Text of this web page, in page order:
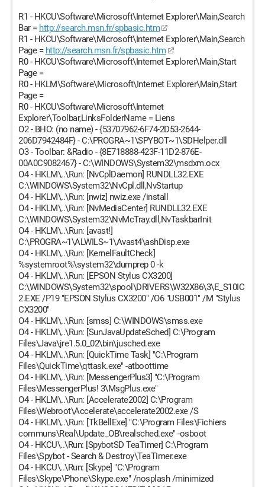
R1 - HKCU\Software\Microsoft\Internet Explorer\Main,Search
Bar = http://search.msn.fr/spbasic.htm
R1 - HKCU\Software\Microsoft\Internet Explorer\Main,Search
Page = http://search.msn.fr/spbasic.htm
R0 - HKCU\Software\Microsoft\Internet Explorer\Main,Start
Page =
R0 - HKLM\Software\Microsoft\Internet Explorer\Main,Start
Page =
R0 - HKCU\Software\Microsoft\Internet
Explorer\Toolbar,LinksFolderName = Liens
O2 - BHO: (no name) - {53707962-6F74-2D53-2644-
206D7942484F} - C:\PROGRA~1\SPYBOT~1\SDHelper.dll
O3 - Toolbar: &Radio - {8E718888-423F-11D2-876E-
00A0C9082467} - C:\WINDOWS\System32\msdxm.ocx
O4 - HKLM\..\Run: [NvCplDaemon] RUNDLL32.EXE
C:\WINDOWS\System32\NvCpl.dll,NvStartup
O4 - HKLM\..\Run: [nwiz] nwiz.exe /install
O4 - HKLM\..\Run: [NvMediaCenter] RUNDLL32.EXE
C:\WINDOWS\System32\NvMcTray.dll,NvTaskbarInit
O4 - HKLM\..\Run: [avast!]
C:\PROGRA~1\ALWILS~1\Avast4\ashDisp.exe
O4 - HKLM\..\Run: [KernelFaultCheck]
%systemroot%\system32\dumprep 0 -k
O4 - HKLM\..\Run: [EPSON Stylus CX3200]
C:\WINDOWS\System32\spool\DRIVERS\W32X86\3\E_S10IC
2.EXE /P19 "EPSON Stylus CX3200" /O6 "USB001" /M "Stylus
CX3200"
O4 - HKLM\..\Run: [smss] C:\WINDOWS\smss.exe
O4 - HKLM\..\Run: [SunJavaUpdateSched] C:\Program
Files\Java\jre1.5.0_02\bin\jusched.exe
O4 - HKLM\..\Run: [QuickTime Task] "C:\Program
Files\QuickTime\qttask.exe" -atboottime
O4 - HKLM\..\Run: [MessengerPlus3] "C:\Program
Files\MessengerPlus! 3\MsgPlus.exe"
O4 - HKLM\..\Run: [Accelerate2002] C:\Program
Files\Webroot\Accelerate\accelerate2002.exe /S
O4 - HKLM\..\Run: [TkBellExe] "C:\Program Files\Fichiers
communs\Real\Update_OB\realsched.exe" -osboot
O4 - HKCU\..\Run: [SpybotSD TeaTimer] C:\Program
Files\Spybot - Search & Destroy\TeaTimer.exe
O4 - HKCU\..\Run: [Skype] "C:\Program
Files\Skype\Phone\Skype.exe" /nosplash /minimized